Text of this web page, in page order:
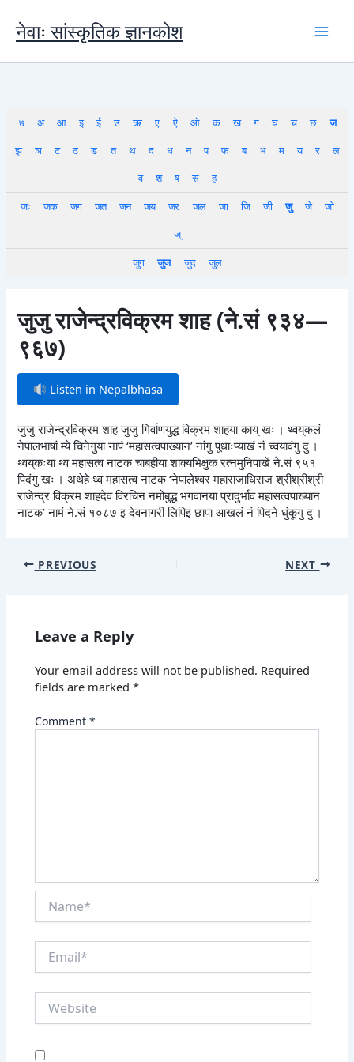
content
नेवाः सांस्कृतिक ज्ञानकोश
७ अ आ इ ई उ ऋ ए ऐ ओ क ख ग घ च छ
ज
झ
ञ ट ठ ड त थ द ध न प फ ब भ म य र
ल
व
श ष स
ह
जः
जक जग जत जन जय जर जल जा जि जी जु जे
जो
ज्
जुग
जुज जुद जुल
जुजु राजेन्द्रविक्रम शाह (ने.सं ९३४—
९६७)
Listen in Nepalbhasa
जुजु राजेन्द्रविक्रम शाह जुजु गिर्वाणयुद्ध विक्रम शाहया काय् खः । थ्वय्‌कलं
नेपालभाषां म्ये चिनेगुया नापं ‘महासत्वपाख्यान’ नांगु पूधाःप्याखं नं च्वयावंगु दु ।
थ्वय्‌कःया थ्व महासत्व नाटक चाबहीया शाक्यभिक्षुक रत्नमुनिपाखें ने.सं ९५१
पिदंगु खः । अथेहे थ्व महासत्व नाटक ‘नेपालेश्वर महाराजाधिराज श्रीश्रीश्री
राजेन्द्र विक्रम शाहदेव विरचिन नमोबुद्ध भगवानया प्रादुर्भाव महासत्वपाख्यान
नाटक’ नामं ने.सं १०८७ इ देवनागरी लिपिइ छापा आखलं नं पिदने धुंकूगु दु ।
PREVIOUS NEXT
Leave a Reply
Your email address will not be published. Required
fields are marked*
Comment*